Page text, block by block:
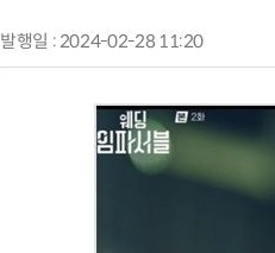
발행일 : 2024-02-28 11:20